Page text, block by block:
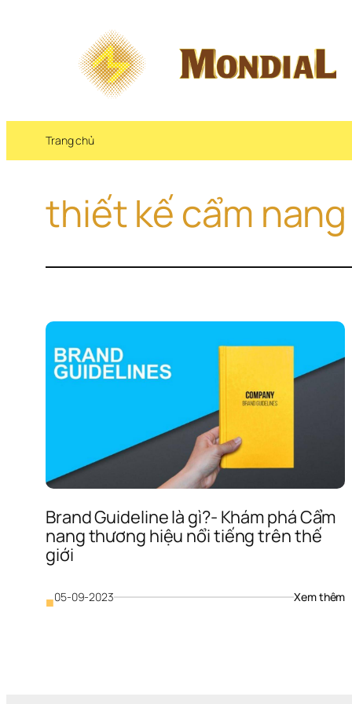
Trang chủ
thiết kế cẩm
Brand Guideline là gì?- Khám phá Cẩm
nang thương hiệu nổi tiếng trên thế
giới
■05-09-2023 Xem thêm: